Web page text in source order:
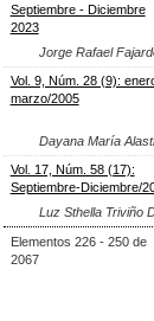
Septiembre - Diciembre
2023
Jorge Rafael
Vol. 9, Núm. 28 (9):
marzo/2005
Dayana María
Vol. 17, Núm. 58 (17):
Septiembre-Diciembre/
Luz Sthella Triviño
Elementos 226 - 250 de
2067